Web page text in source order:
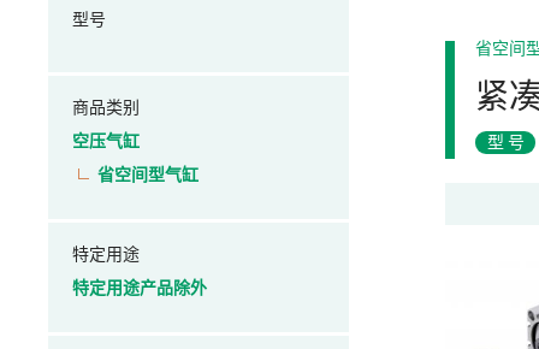
省空间
紧
型号
型号
商品类别
空压气缸
省空间型气缸
特定用途
特定用途产品除外